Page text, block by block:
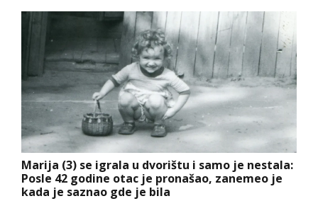
Marija (3) se igrala u dvorištu i samo je nestala:
Posle 42 godine otac je pronašao, zanemeo je
kada je saznao gde je bila